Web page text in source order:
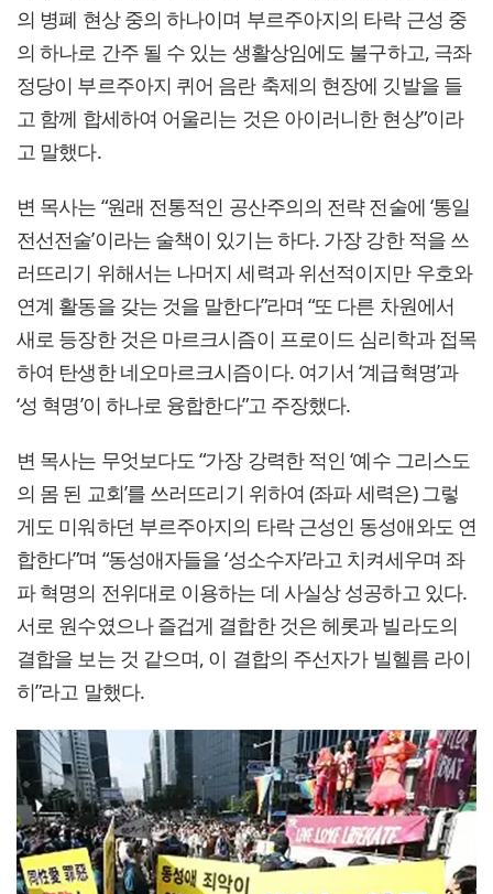
의 병폐 현상 중의 하나이며 부르주아지의 타락 근성 중
의 하나로 간주 될 수 있는 생활상임에도 불구하고, 극좌
정당이 부르주아지 퀴어 음란 축제의 현장에 깃발을 들
고 함께 합세하여 어울리는 것은 아이러니한 현상”이라
고 말했다.
변 목사는 “원래 전통적인 공산주의의 전략 전술에 ‘통일
전선전술’이라는 술책이 있기는 하다. 가장 강한 적을 쓰
러뜨리기 위해서는 나머지 세력과 위선적이지만 우호와
연계 활동을 갖는 것을 말한다”라며 “또 다른 차원에서
새로 등장한 것은 마르크시즘이 프로이드 심리학과 접목
하여 탄생한 네오마르크시즘이다. 여기서 ‘계급혁명’과
‘성 혁명’이 하나로 융합한다”고 주장했다.
변 목사는 무엇보다도 “가장 강력한 적인 ‘예수 그리스도
의 몸 된 교회’를 쓰러뜨리기 위하여 (좌파 세력은) 그렇
게도 미워하던 부르주아지의 타락 근성인 동성애와도 연
합한다”며 “동성애자들을 ‘성소수자’라고 치켜세우며 좌
파 혁명의 전위대로 이용하는 데 사실상 성공하고 있다.
서로 원수였으나 즐겁게 결합한 것은 헤롯과 빌라도의
결합을 보는 것 같으며, 이 결합의 주선자가 빌헬름 라이
히”라고 말했다.